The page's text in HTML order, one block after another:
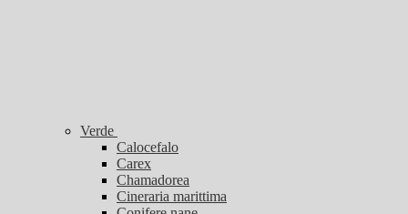
Verde
Calocefalo
Carex
Chamadorea
Cineraria marittima